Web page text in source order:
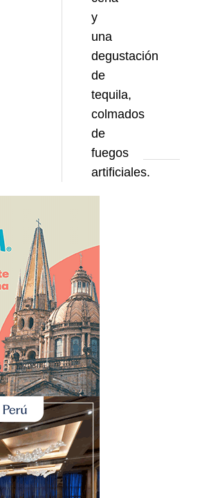
y
una
degustación
de
tequila,
colmados
de
fuegos
artificiales.